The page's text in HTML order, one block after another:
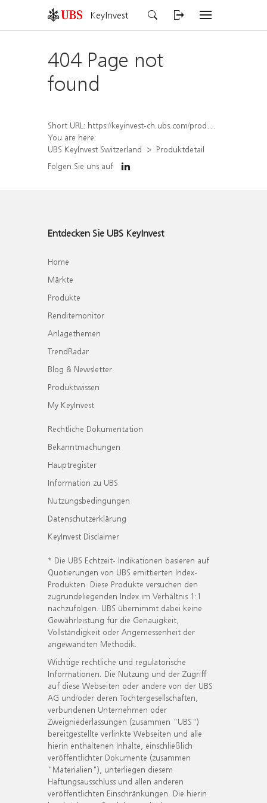
KeyInvest
404 Page not
found
Short URL: https://keyinvest-ch.ubs.com/produkt/detail/index/isin/CH1578796463
You are here:
UBS KeyInvest Switzerland
Produktdetail
Folgen Sie uns auf
Entdecken Sie UBS KeyInvest
Home
Märkte
Produkte
Renditemonitor
Anlagethemen
TrendRadar
Blog & Newsletter
Produktwissen
My KeyInvest
Rechtliche Dokumentation
Bekanntmachungen
Hauptregister
Information zu UBS
Nutzungsbedingungen
Datenschutzerklärung
KeyInvest Disclaimer
* Die UBS Echtzeit- Indikationen basieren auf
Quotierungen von UBS emittierten Index-
Produkten. Diese Produkte versuchen den
zugrundeliegenden Index im Verhältnis 1:1
nachzufolgen. UBS übernimmt dabei keine
Gewährleistung für die Genauigkeit,
Vollständigkeit oder Angemessenheit der
angewandten Methodik.
Wichtige rechtliche und regulatorische
Informationen. Die Nutzung und der Zugriff
auf diese Webseiten oder andere von der UBS
AG und/oder deren Tochtergesellschaften,
verbundenen Unternehmen oder
Zweigniederlassungen (zusammen "UBS")
bereitgestellte verlinkte Webseiten und alle
hierin enthaltenen Inhalte, einschließlich
veröffentlichter Dokumente (zusammen
"Materialien"), unterliegen diesem
Haftungsausschluss und allen anderen
veröffentlichten Einschränkungen. Die hierin